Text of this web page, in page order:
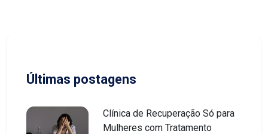
Últimas postagens
Clínica de Recuperação Só para
Mulheres com Tratamento